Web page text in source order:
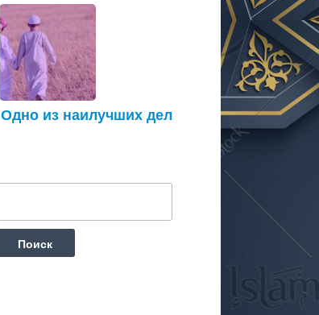
Одно из наилучших дел